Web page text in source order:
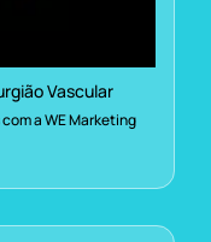
Vascular
a WE Marketing